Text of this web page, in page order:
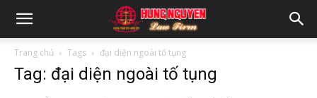
Trang chủ Tags đại diện ngoài tố tụng
Tag: đại diện ngoài tố tụng